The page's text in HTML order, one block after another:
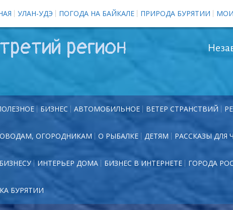
УЛАН-УДЭ ПОГОДА НА БАЙКАЛЕ ПРИРОДА БУРЯТИИ
регион
БИЗНЕС АВТОМОБИЛЬНОЕ ВЕТЕР СТРАНСТВИЙ
ОГОРОДНИКАМ О РЫБАЛКЕ ДЕТЯМ РАССКАЗЫ ДЛЯ
БИЗНЕСУ ИНТЕРЬЕР ДОМА БИЗНЕС В ИНТЕРНЕТЕ ГОРОДА
БУРЯТИИ